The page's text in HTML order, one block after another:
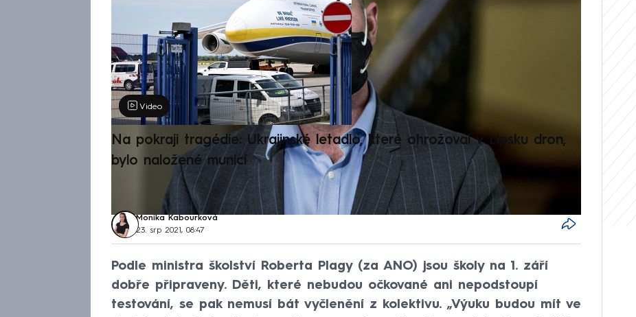
Video
Na pokraji tragédie: Ukrajinské letadlo, které ohrožoval v Lipsku dron,
bylo naložené municí
Monika Kabourková
23. srp 2021, 08:47
Podle ministra školství Roberta Plagy (za ANO) jsou školy na 1. září
dobře připraveny. Děti, které nebudou očkované ani nepodstoupí
testování, se pak nemusí bát vyčlenění z kolektivu. „Výuku budou mít ve